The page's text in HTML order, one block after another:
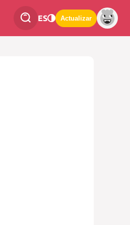
ES Actualizar